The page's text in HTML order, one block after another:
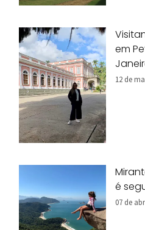
em
12 de
é
07 de